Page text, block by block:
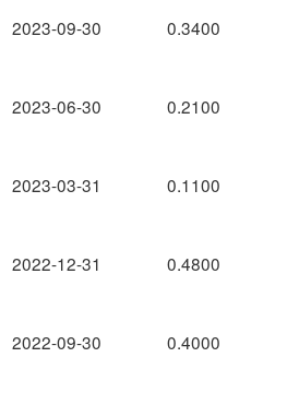
2023-09-30
2023-06-30
2023-03-31
2022-12-31
2022-09-30
0.3400
0.2100
0.1100
0.4800
0.4000